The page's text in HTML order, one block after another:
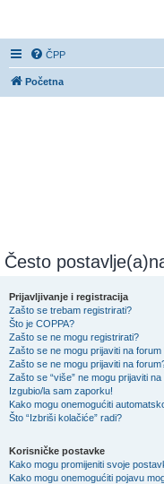
ČPP
Početna
Često
Prijavljivanje i registracija
Zašto se trebam registrirati?
Što je COPPA?
Zašto se ne mogu registrirati?
Zašto se ne mogu prijaviti na forum
Zašto se ne mogu prijaviti na
Zašto se “više” ne mogu prijaviti
Izgubio/la sam zaporku!
Kako mogu onemogućiti
Što “Izbriši kolačiće” radi?
Korisničke postavke
Kako mogu promijeniti svoje
Kako mogu onemogućiti pojavu